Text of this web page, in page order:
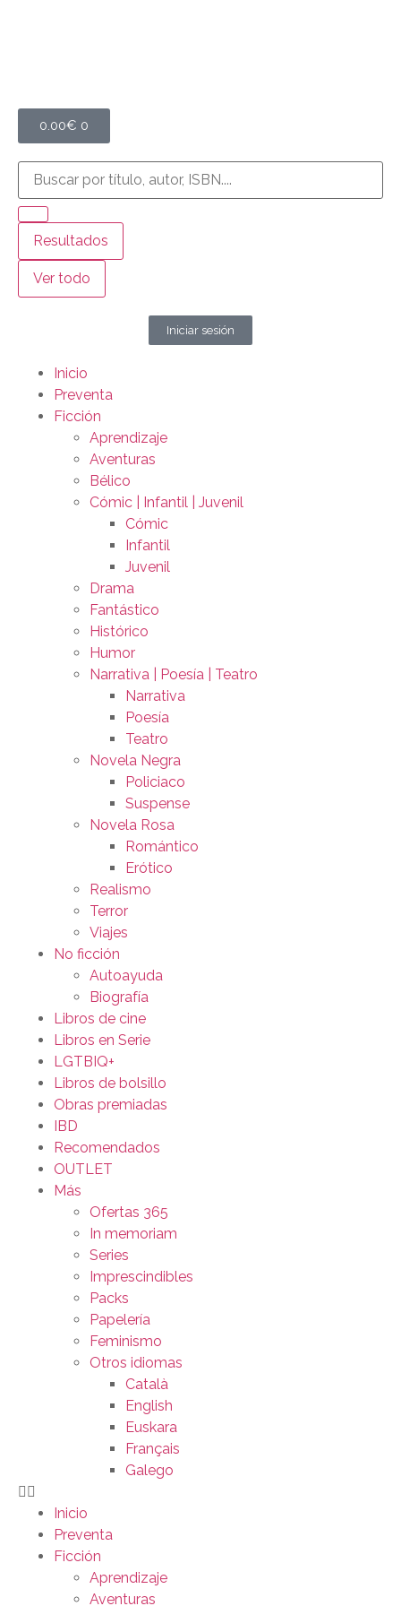
0.00€ 0
Resultados
Ver todo
Iniciar sesión
Inicio
Preventa
Ficción
Aprendizaje
Aventuras
Bélico
Cómic | Infantil | Juvenil
Cómic
Infantil
Juvenil
Drama
Fantástico
Histórico
Humor
Narrativa | Poesía | Teatro
Narrativa
Poesía
Teatro
Novela Negra
Policiaco
Suspense
Novela Rosa
Romántico
Erótico
Realismo
Terror
Viajes
No ficción
Autoayuda
Biografía
Libros de cine
Libros en Serie
LGTBIQ+
Libros de bolsillo
Obras premiadas
IBD
Recomendados
OUTLET
Más
Ofertas 365
In memoriam
Series
Imprescindibles
Packs
Papelería
Feminismo
Otros idiomas
Català
English
Euskara
Français
Galego
Inicio
Preventa
Ficción
Aprendizaje
Aventuras